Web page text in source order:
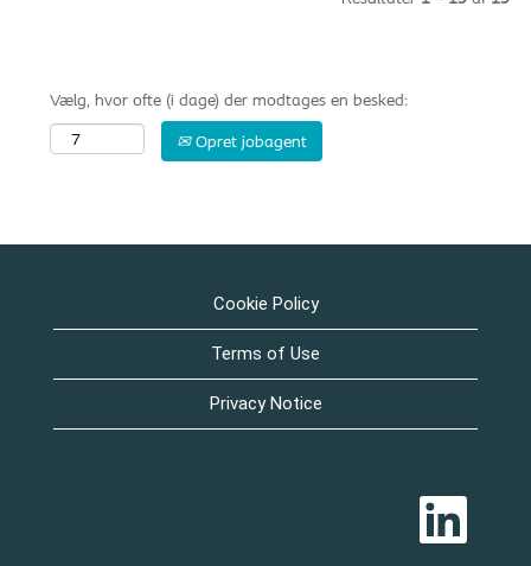
Vælg, hvor ofte (i dage) der modtages en besked:
Opret jobagent
Cookie Policy
Terms of Use
Privacy Notice
Å